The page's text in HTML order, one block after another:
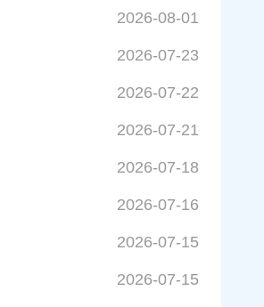
2026-08-01
2026-07-23
2026-07-22
2026-07-21
2026-07-18
2026-07-16
2026-07-15
2026-07-15